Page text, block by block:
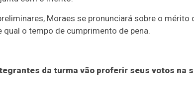
Moraes se pronunciará sobre o mérito
o tempo de cumprimento de pena.
da turma vão proferir seus votos na